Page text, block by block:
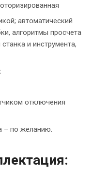
автоматический
алгоритмы просчета
и инструмента,
отключения
– по желанию.